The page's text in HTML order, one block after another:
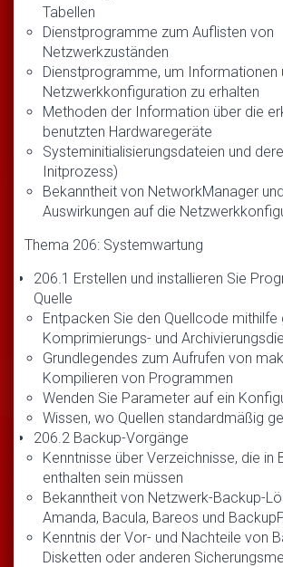
Tabellen
Dienstprogramme zum Auflisten von
Netzwerkzuständen
Dienstprogramme, um Informationen
Netzwerkkonfiguration zu erhalten
Methoden der Information über die
benutzten Hardwaregeräte
Systeminitialisierungsdateien und
Initprozess)
Bekanntheit von NetworkManager
Auswirkungen auf die
Thema 206: Systemwartung
206.1 Erstellen und installieren Sie
Quelle
Entpacken Sie den Quellcode mithilfe
Komprimierungs- und
Grundlegendes zum Aufrufen von
Kompilieren von Programmen
Wenden Sie Parameter auf ein
Wissen, wo Quellen standardmäßig
206.2 Backup-Vorgänge
Kenntnisse über Verzeichnisse, die in
enthalten sein müssen
Bekanntheit von Netzwerk-Backup-
Amanda, Bacula, Bareos und
Kenntnis der Vor- und Nachteile von
Disketten oder anderen